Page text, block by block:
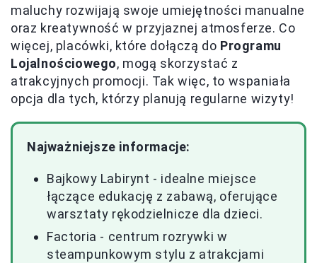
maluchy rozwijają swoje umiejętności manualne
oraz kreatywność w przyjaznej atmosferze. Co
więcej, placówki, które dołączą do Programu
Lojalnościowego, mogą skorzystać z
atrakcyjnych promocji. Tak więc, to wspaniała
opcja dla tych, którzy planują regularne wizyty!
Najważniejsze informacje:
Bajkowy Labirynt - idealne miejsce
łączące edukację z zabawą, oferujące
warsztaty rękodzielnicze dla dzieci.
Factoria - centrum rozrywki w
steampunkowym stylu z atrakcjami